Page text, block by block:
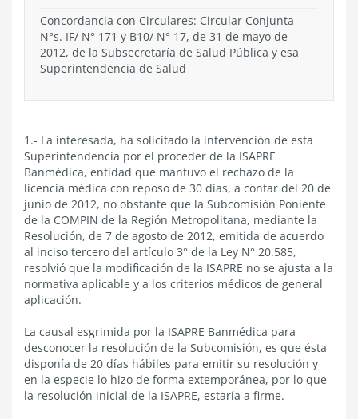
Concordancia con Circulares: Circular Conjunta
N°s. IF/ N° 171 y B10/ N° 17, de 31 de mayo de
2012, de la Subsecretaría de Salud Pública y esa
Superintendencia de Salud
1.- La interesada, ha solicitado la intervención de esta
Superintendencia por el proceder de la ISAPRE
Banmédica, entidad que mantuvo el rechazo de la
licencia médica con reposo de 30 días, a contar del 20 de
junio de 2012, no obstante que la Subcomisión Poniente
de la COMPIN de la Región Metropolitana, mediante la
Resolución, de 7 de agosto de 2012, emitida de acuerdo
al inciso tercero del artículo 3° de la Ley N° 20.585,
resolvió que la modificación de la ISAPRE no se ajusta a la
normativa aplicable y a los criterios médicos de general
aplicación.
La causal esgrimida por la ISAPRE Banmédica para
desconocer la resolución de la Subcomisión, es que ésta
disponía de 20 días hábiles para emitir su resolución y
en la especie lo hizo de forma extemporánea, por lo que
la resolución inicial de la ISAPRE, estaría a firme.